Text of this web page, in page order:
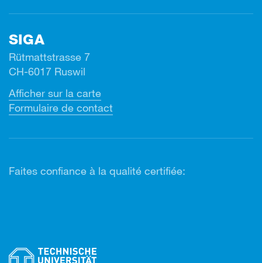
SIGA
Rütmattstrasse 7
CH-6017 Ruswil
Afficher sur la carte
Formulaire de contact
Faites confiance à la qualité certifiée: